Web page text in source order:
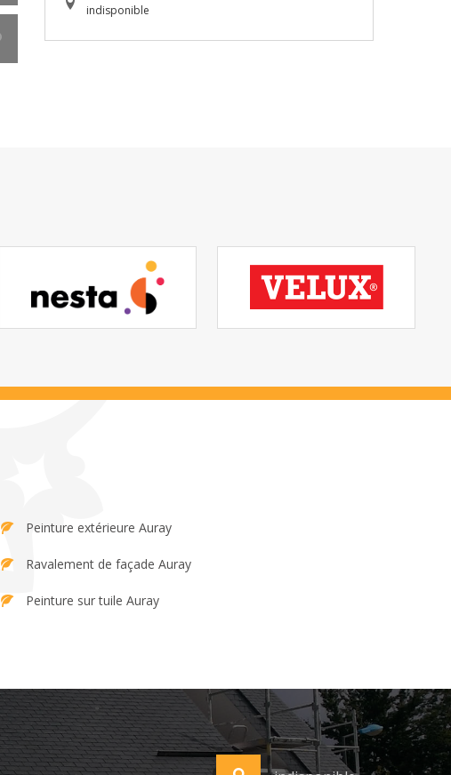
indisponible
Peinture extérieure Auray
Ravalement de façade Auray
Peinture sur tuile Auray